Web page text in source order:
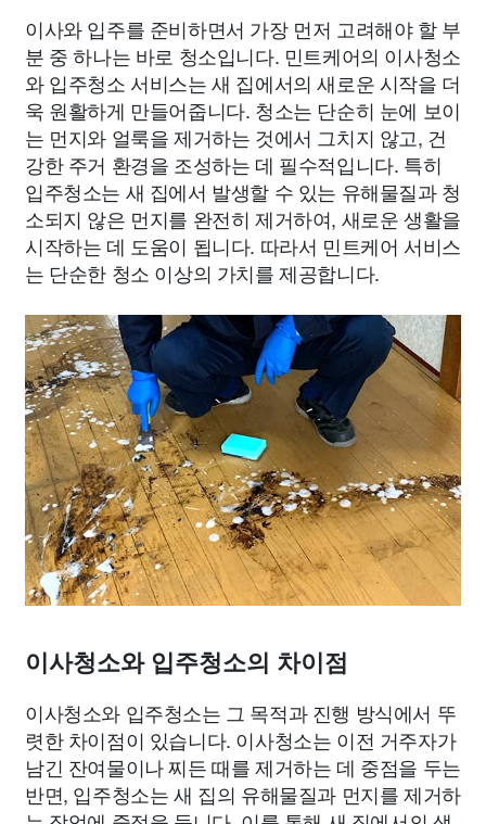
이사와 입주를 준비하면서 가장 먼저 고려해야 할 부
분 중 하나는 바로 청소입니다. 민트케어의 이사청소
와 입주청소 서비스는 새 집에서의 새로운 시작을 더
욱 원활하게 만들어줍니다. 청소는 단순히 눈에 보이
는 먼지와 얼룩을 제거하는 것에서 그치지 않고, 건
강한 주거 환경을 조성하는 데 필수적입니다. 특히
입주청소는 새 집에서 발생할 수 있는 유해물질과 청
소되지 않은 먼지를 완전히 제거하여, 새로운 생활을
시작하는 데 도움이 됩니다. 따라서 민트케어 서비스
는 단순한 청소 이상의 가치를 제공합니다.
이사청소와 입주청소의 차이점
이사청소와 입주청소는 그 목적과 진행 방식에서 뚜
렷한 차이점이 있습니다. 이사청소는 이전 거주자가
남긴 잔여물이나 찌든 때를 제거하는 데 중점을 두는
반면, 입주청소는 새 집의 유해물질과 먼지를 제거하